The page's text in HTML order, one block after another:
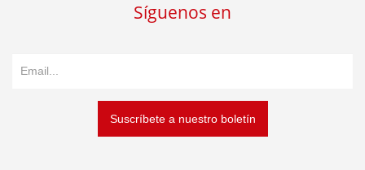
Síguenos en
Suscríbete a nuestro boletín